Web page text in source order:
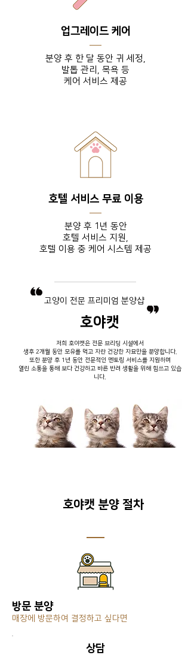
업그레이드 케어
분양 후 한 달 동안 귀 세정,
발톱 관리, 목욕 등
​케어 서비스 제공
호텔 서비스 무료 이용
분양 후 1년 동안
호텔 서비스 지원,
호텔 이용 중 ​ 케어 시스템 제공
​고양이 전문 프리미엄 분양샵
호야캣
저희 호야캣은 전문 브리딩 시설에서
생후 2개월 동안 모유를 먹고 자란 건강한 자묘만을 분양합니다.
또한 분양 후 1년 동안 전문적인 멘토링 서비스를 지원하며
열린 소통을 통해 보다 건강하고 바른 반려 생활을 위해 힘쓰고 있습
니다.
호야캣 분양 절차
방문 분양
매장에 방문하여 결정하고 싶다면
​상담